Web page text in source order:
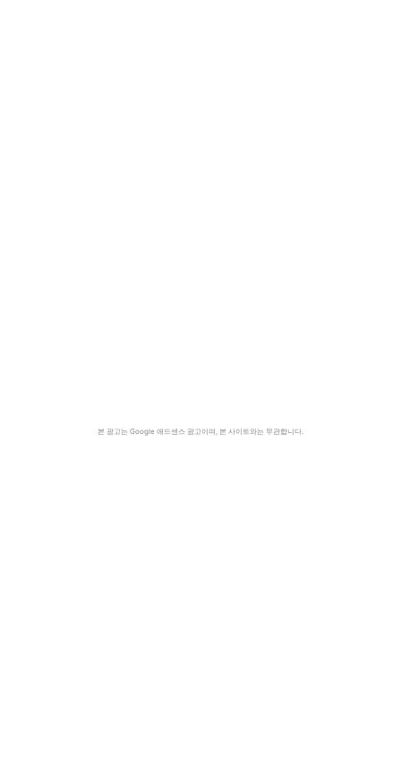
본 광고는 Google 애드센스 광고이며, 본 사이트와는 무관합니다.